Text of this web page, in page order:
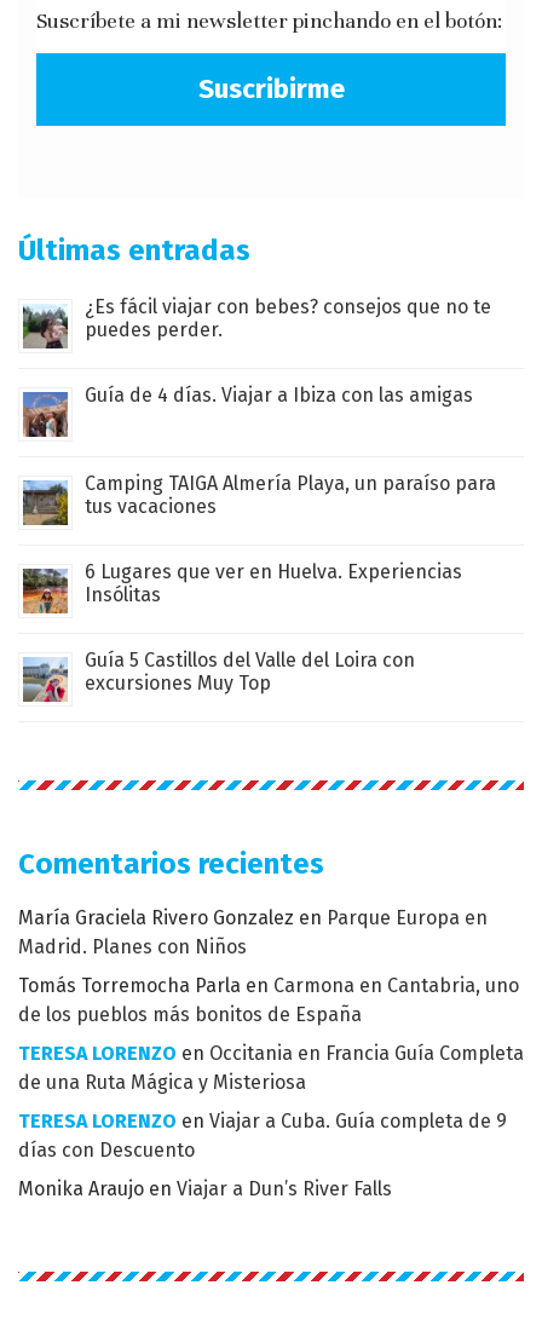
Suscríbete a mi newsletter pinchando en el botón:
Suscribirme
Últimas entradas
¿Es fácil viajar con bebes? consejos que no te
puedes perder.
Guía de 4 días. Viajar a Ibiza con las amigas
Camping TAIGA Almería Playa, un paraíso para
tus vacaciones
6 Lugares que ver en Huelva. Experiencias
Insólitas
Guía 5 Castillos del Valle del Loira con
excursiones Muy Top
Comentarios recientes
María Graciela Rivero Gonzalez en Parque Europa en
Madrid. Planes con Niños
Tomás Torremocha Parla en Carmona en Cantabria, uno
de los pueblos más bonitos de España
TERESA LORENZO en Occitania en Francia Guía Completa
de una Ruta Mágica y Misteriosa
TERESA LORENZO en Viajar a Cuba. Guía completa de 9
días con Descuento
Monika Araujo en Viajar a Dun’s River Falls